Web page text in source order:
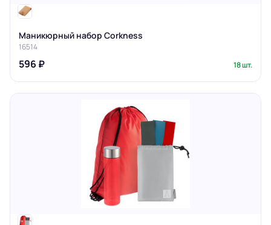
Маникюрный набор Corkness
16514
596 ₽ 18 шт.